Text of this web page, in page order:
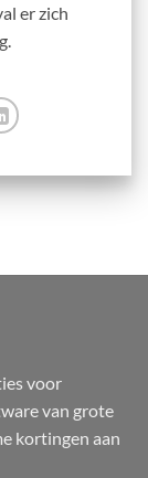
er zich
voor
van grote
kortingen aan